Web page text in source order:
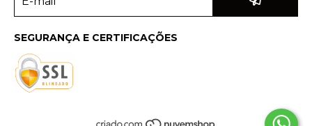
SEGURANÇA E CERTIFICAÇÕES